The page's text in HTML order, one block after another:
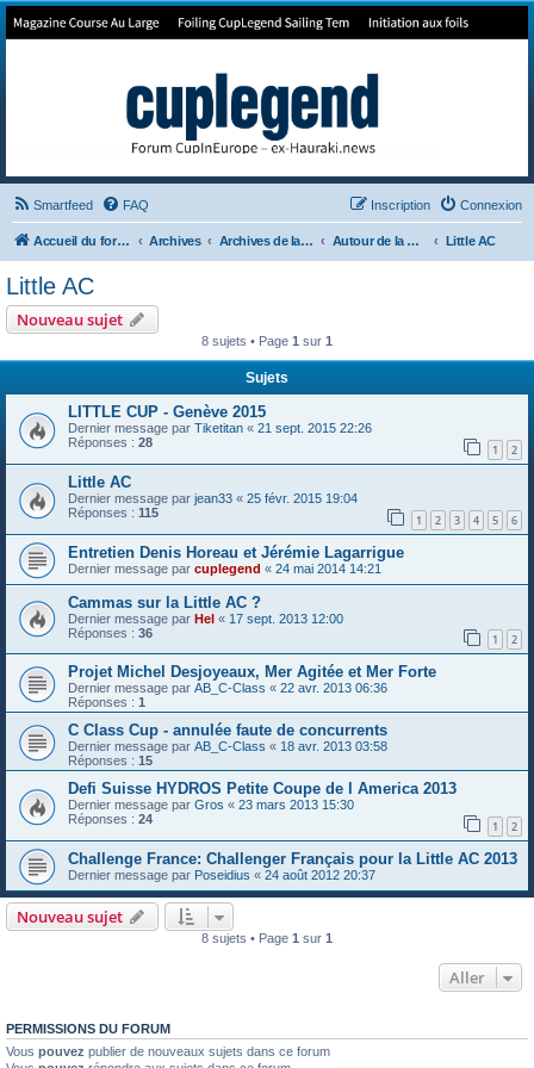
Forum de Cup In Europe
Smartfeed FAQ Connexion
Inscription
Accueil du forum Archives Archives de la 35ème Autour de la Cup Little AC
Little AC
Nouveau sujet
8 sujets • Page 1 sur 1
Sujets
LITTLE CUP - Genève 2015
Dernier message par Tiketitan « 21 sept. 2015 22:26
Réponses : 28 1 2
Little AC
Dernier message par jean33 « 25 févr. 2015 19:04
Réponses : 115 1 2 3 4 5 6
Entretien Denis Horeau et Jérémie Lagarrigue
Dernier message par cuplegend « 24 mai 2014 14:21
Cammas sur la Little AC ?
Dernier message par Hel « 17 sept. 2013 12:00
Réponses : 36 1 2
Projet Michel Desjoyeaux, Mer Agitée et Mer Forte
Dernier message par AB_C-Class « 22 avr. 2013 06:36
Réponses : 1
C Class Cup - annulée faute de concurrents
Dernier message par AB_C-Class « 18 avr. 2013 03:58
Réponses : 15
Defi Suisse HYDROS Petite Coupe de l America 2013
Dernier message par Gros « 23 mars 2013 15:30
Réponses : 24 1 2
Challenge France: Challenger Français pour la Little AC 2013
Dernier message par Poseidius « 24 août 2012 20:37
Nouveau sujet
8 sujets • Page 1 sur 1
Aller
PERMISSIONS DU FORUM
Vous pouvez publier de nouveaux sujets dans ce forum